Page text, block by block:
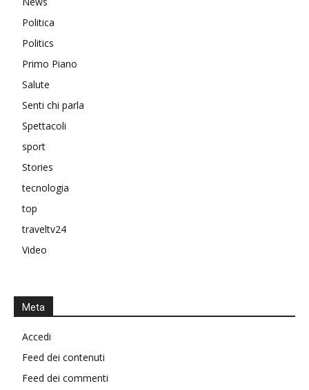
Politica
Politics
Primo Piano
Salute
Senti chi parla
Spettacoli
sport
Stories
tecnologia
top
traveltv24
Video
Meta
Accedi
Feed dei contenuti
Feed dei commenti